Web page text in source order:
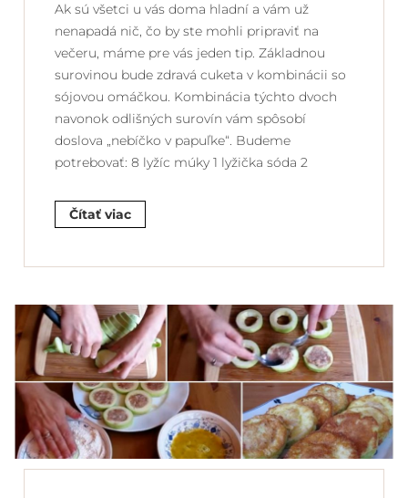
Ak sú všetci u vás doma hladní a vám už
nenapadá nič, čo by ste mohli pripraviť na
večeru, máme pre vás jeden tip. Základnou
surovinou bude zdravá cuketa v kombinácii so
sójovou omáčkou. Kombinácia týchto dvoch
navonok odlišných surovín vám spôsobí
doslova „nebíčko v papuľke“. Budeme
potrebovať: 8 lyžíc múky 1 lyžička sóda 2
Čítať viac